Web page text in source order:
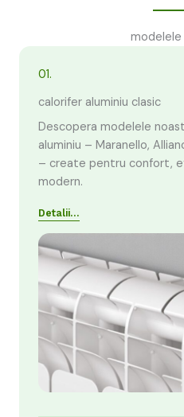
01.
calorifer aluminiu clasic
Descopera modelele
aluminiu – Maranello,
– create pentru confort,
modern.
Detalii…